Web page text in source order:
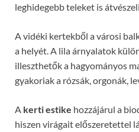
leghidegebb teleket is
A vidéki kertekből a városi
a helyét. A lila árnyalatok
illeszthetők a hagyományos
gyakoriak a rózsák, orgonák,
A kerti estike hozzájárul a
hiszen virágait előszeretettel